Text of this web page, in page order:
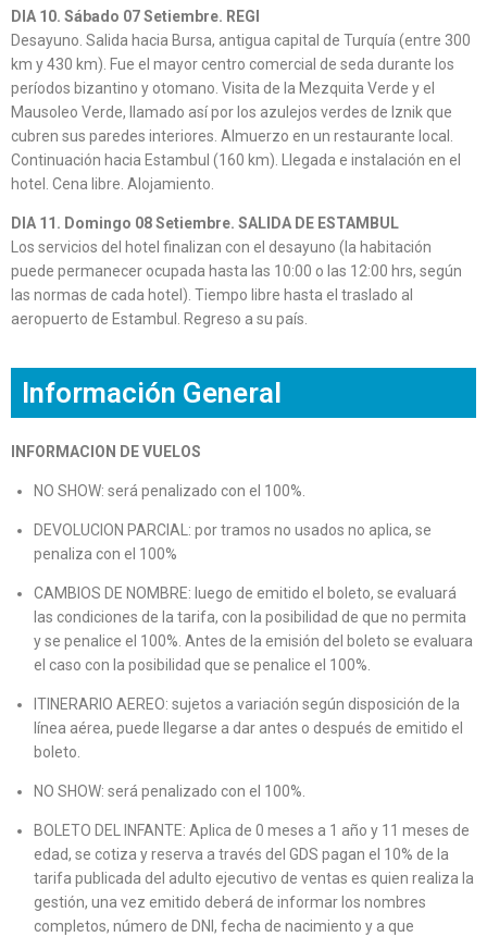
DIA 10. Sábado 07 Setiembre. REGI
Desayuno. Salida hacia Bursa, antigua capital de Turquía (entre 300
km y 430 km). Fue el mayor centro comercial de seda durante los
períodos bizantino y otomano. Visita de la Mezquita Verde y el
Mausoleo Verde, llamado así por los azulejos verdes de Iznik que
cubren sus paredes interiores. Almuerzo en un restaurante local.
Continuación hacia Estambul (160 km). Llegada e instalación en el
hotel. Cena libre. Alojamiento.
DIA 11. Domingo 08 Setiembre. SALIDA DE ESTAMBUL
Los servicios del hotel finalizan con el desayuno (la habitación
puede permanecer ocupada hasta las 10:00 o las 12:00 hrs, según
las normas de cada hotel). Tiempo libre hasta el traslado al
aeropuerto de Estambul. Regreso a su país.
Información General
INFORMACION DE VUELOS
NO SHOW: será penalizado con el 100%.
DEVOLUCION PARCIAL: por tramos no usados no aplica, se
penaliza con el 100%
CAMBIOS DE NOMBRE: luego de emitido el boleto, se evaluará
las condiciones de la tarifa, con la posibilidad de que no permita
y se penalice el 100%. Antes de la emisión del boleto se evaluara
el caso con la posibilidad que se penalice el 100%.
ITINERARIO AEREO: sujetos a variación según disposición de la
línea aérea, puede llegarse a dar antes o después de emitido el
boleto.
NO SHOW: será penalizado con el 100%.
BOLETO DEL INFANTE: Aplica de 0 meses a 1 año y 11 meses de
edad, se cotiza y reserva a través del GDS pagan el 10% de la
tarifa publicada del adulto ejecutivo de ventas es quien realiza la
gestión, una vez emitido deberá de informar los nombres
completos, número de DNI, fecha de nacimiento y a que